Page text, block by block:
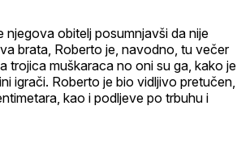
obitelj posumnjavši da nije
brata, Roberto je, navodno, tu večer
trojica muškaraca no oni su ga, kako je
igrači. Roberto je bio vidljivo pretučen,
kao i podljeve po trbuhu i